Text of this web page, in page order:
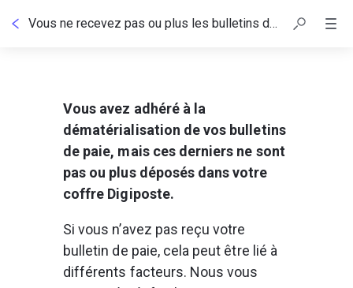
Vous ne recevez pas ou plus les bulletins de paie de votre employeur
Vous avez adhéré à la
dématérialisation de vos bulletins
de paie, mais ces derniers ne sont
pas ou plus déposés dans votre
coffre Digiposte.
Si vous n’avez pas reçu votre
bulletin de paie, cela peut être lié à
différents facteurs. Nous vous